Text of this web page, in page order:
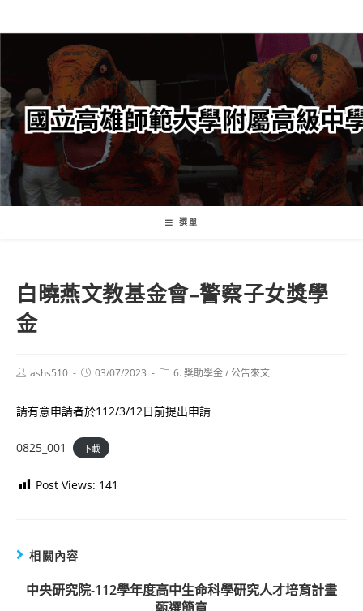
轉
要
內
容
選單
白曉燕文教基金會–警察子女獎學
金
Postashs510
Post03/07/2023
Post6. 獎助學金/公告來文
請有意申請者於112/3/12日前提出申請
0825_001 下載
Post Views: 141
相關內容
中央研究院-112學年度高中生命科學研究人才培育計畫